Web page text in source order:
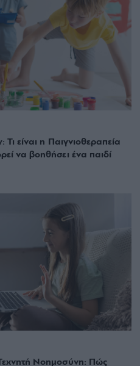
Τι είναι η Παιγνιοθεραπεία
να βοηθήσει ένα παιδί
Νοημοσύνη: Πώς